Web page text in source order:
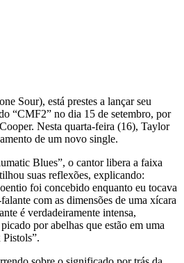
Sour), está prestes a lançar seu
“CMF2” no dia 15 de setembro, por
Nesta quarta-feira (16), Taylor
de um novo single.
Blues”, o cantor libera a faixa
suas reflexões, explicando:
foi concebido enquanto eu tocava
com as dimensões de uma xícara
é verdadeiramente intensa,
por abelhas que estão em uma